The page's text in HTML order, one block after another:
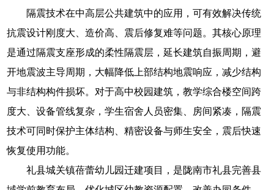
隔震技术在中高层公共建筑中的应用，可有效解决传统
抗震设计刚度大、造价高、震后修复难等问题。其核心原理
是通过隔震支座形成的柔性隔震层，延长建筑自振周期，避
开地震波主导周期，大幅降低上部结构地震响应，减少结构
与非结构构件损坏。对于高中校园建筑，教学综合楼空间跨
度大、设备管线复杂，学生宿舍人员密集、房间紧凑，隔震
技术可同时保护主体结构、精密设备与师生安全，震后快速
恢复使用功能。
礼县城关镇蓓蕾幼儿园迁建项目，是陇南市礼县完善县